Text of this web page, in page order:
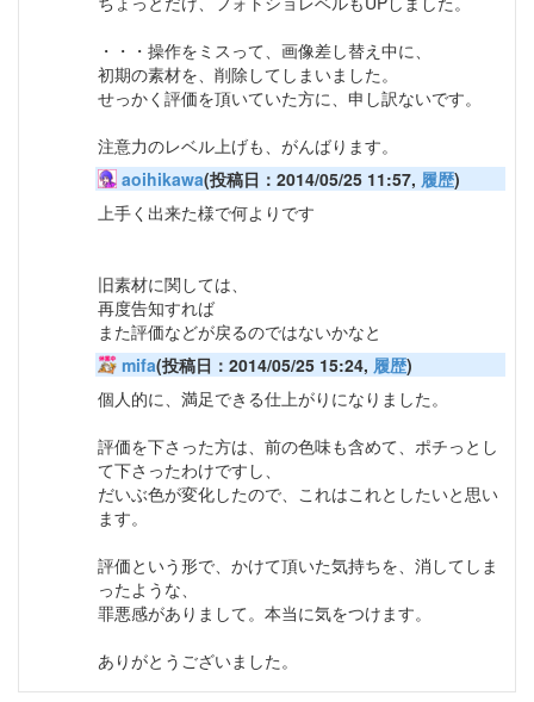
・・・操作をミスって、画像差し替え中に、
初期の素材を、削除してしまいました。
せっかく評価を頂いていた方に、申し訳ないです。
注意力のレベル上げも、がんばります。
aoihikawa(投稿日：2014/05/25 11:57, 履歴)
上手く出来た様で何よりです
旧素材に関しては、
再度告知すれば
また評価などが戻るのではないかなと
mifa(投稿日：2014/05/25 15:24, 履歴)
個人的に、満足できる仕上がりになりました。
評価を下さった方は、前の色味も含めて、ポチっとし
て下さったわけですし、
だいぶ色が変化したので、これはこれとしたいと思い
ます。
評価という形で、かけて頂いた気持ちを、消してしま
ったような、
罪悪感がありまして。本当に気をつけます。
ありがとうございました。